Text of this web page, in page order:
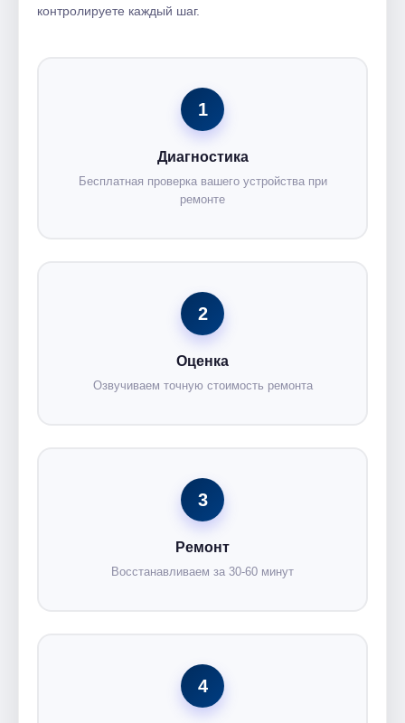
контролируете каждый шаг.
1
Диагностика
Бесплатная проверка вашего устройства при
ремонте
2
Оценка
Озвучиваем точную стоимость ремонта
3
Ремонт
Восстанавливаем за 30-60 минут
4